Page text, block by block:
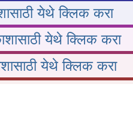
येथे क्लिक करा
येथे क्लिक करा
येथे क्लिक करा